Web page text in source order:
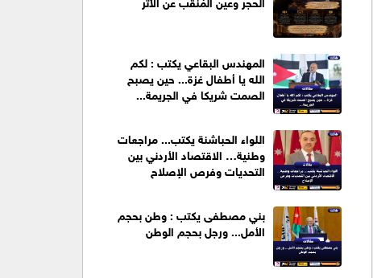
المهندس البقاعي يكتب : لكم
الله يا أطفال غزة... حين يصبح
الصمت شريكا في الجريمة...
اللواء الحباشنة يكتب... مراجعات
وطنية… الاقتصاد الأردني بين
التحديات وفرص الإصلاح
بني مصطفى يكتب : وطن بحجم
الأمل... ورجل بحجم الوطن